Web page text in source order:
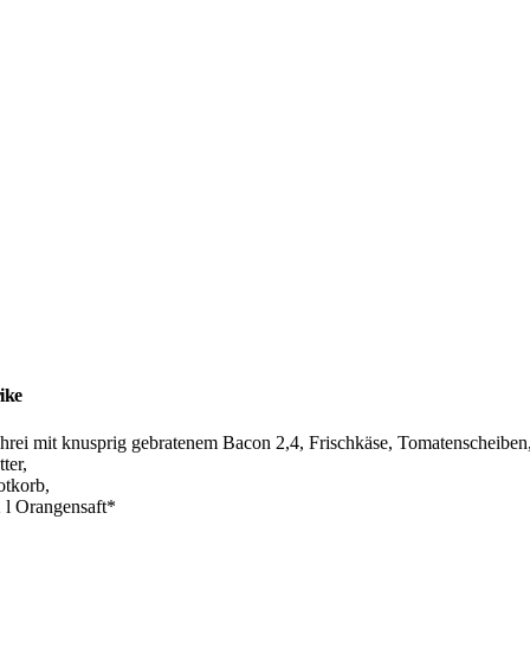
mit knusprig gebratenem Bacon 2,4, Frischkäse,
l Orangensaft*